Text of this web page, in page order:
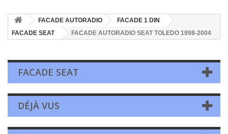
FACADE AUTORADIO
FACADE 1 DIN
FACADE SEAT
FACADE AUTORADIO SEAT TOLEDO 1998-2004
FACADE SEAT
DÉJÀ VUS